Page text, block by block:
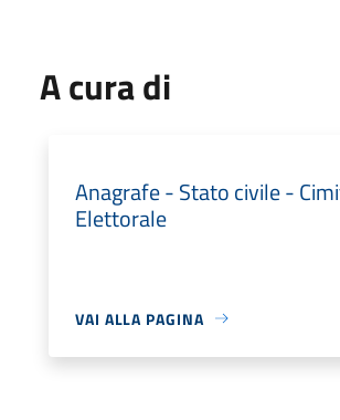
A cura di
Anagrafe - Stato civile -
Elettorale
VAI ALLA PAGINA